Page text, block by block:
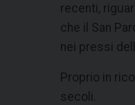
recenti,
che il San
nei pressi
Proprio in
secoli.